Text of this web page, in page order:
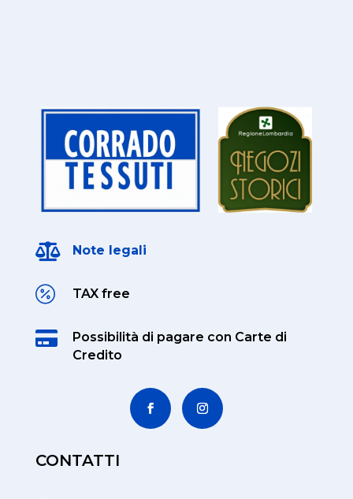
 Note legali
 TAX free
 Possibilità di pagare con Carte di
Credito
CONTATTI